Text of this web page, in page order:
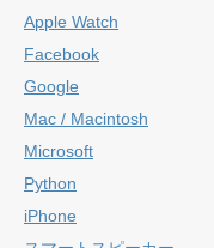
Apple Watch
Facebook
Google
Mac / Macintosh
Microsoft
Python
iPhone